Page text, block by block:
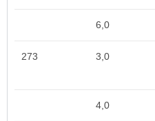
6,0
273 3,0
4,0